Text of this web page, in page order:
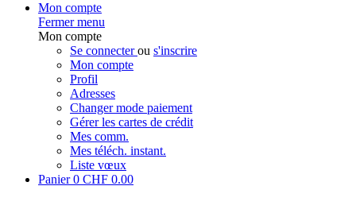
Mon compte
Fermer menu
Mon compte
Se connecterou s'inscrire
Mon compte
Profil
Adresses
Changer mode paiement
Gérer les cartes de crédit
Mes comm.
Mes téléch. instant.
Liste vœux
Panier0 CHF 0.00